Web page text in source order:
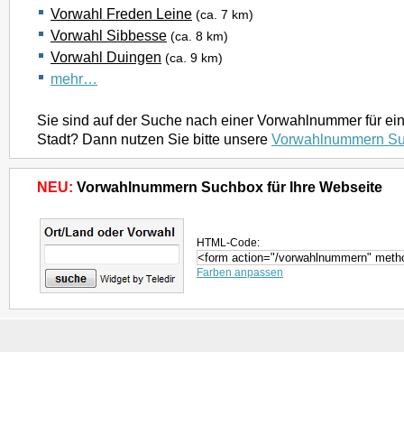
Vorwahl Freden Leine (ca. 7 km)
Vorwahl Sibbesse (ca. 8 km)
Vorwahl Duingen (ca. 9 km)
mehr…
Sie sind auf der Suche nach einer Vorwahlnummer für
Stadt? Dann nutzen Sie bitte unsere Vorwahlnummern
NEU: Vorwahlnummern Suchbox für Ihre Webseite
HTML-Code:
Farben anpassen